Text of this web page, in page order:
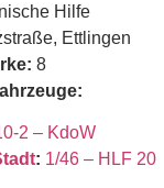
Hilfe
Ettlingen
8
2 – KdoW
: 1/46 – HLF 20